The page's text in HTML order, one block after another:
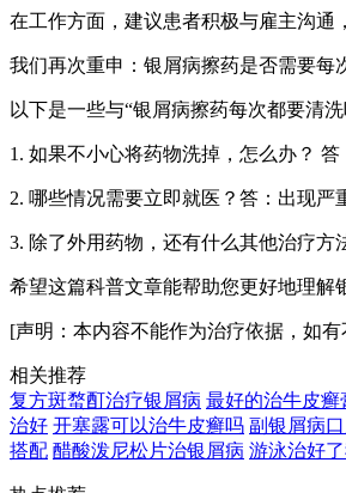
在工作方面，建议患者积极与雇主沟通
我们再次重申：银屑病擦药是否需要每
以下是一些与“银屑病擦药每次都要清
1. 如果不小心将药物洗掉，怎么办？ 答
2. 哪些情况需要立即就医？答：出现严
3. 除了外用药物，还有什么其他治疗方
希望这篇科普文章能帮助您更好地理解
[声明：本内容不能作为治疗依据，如
相关推荐
复方斑蝥酊治疗银屑病 最好的治牛皮癣
治好 开塞露可以治牛皮癣吗 副银屑病
搭配 醋酸泼尼松片治银屑病 游泳治好